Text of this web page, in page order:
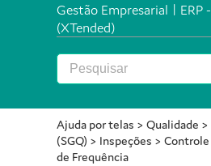
Gestão Empresarial | ERP
(XTended)
Ajuda por telas > Qualidade >
(SGQ) > Inspeções > Controle
de Frequência